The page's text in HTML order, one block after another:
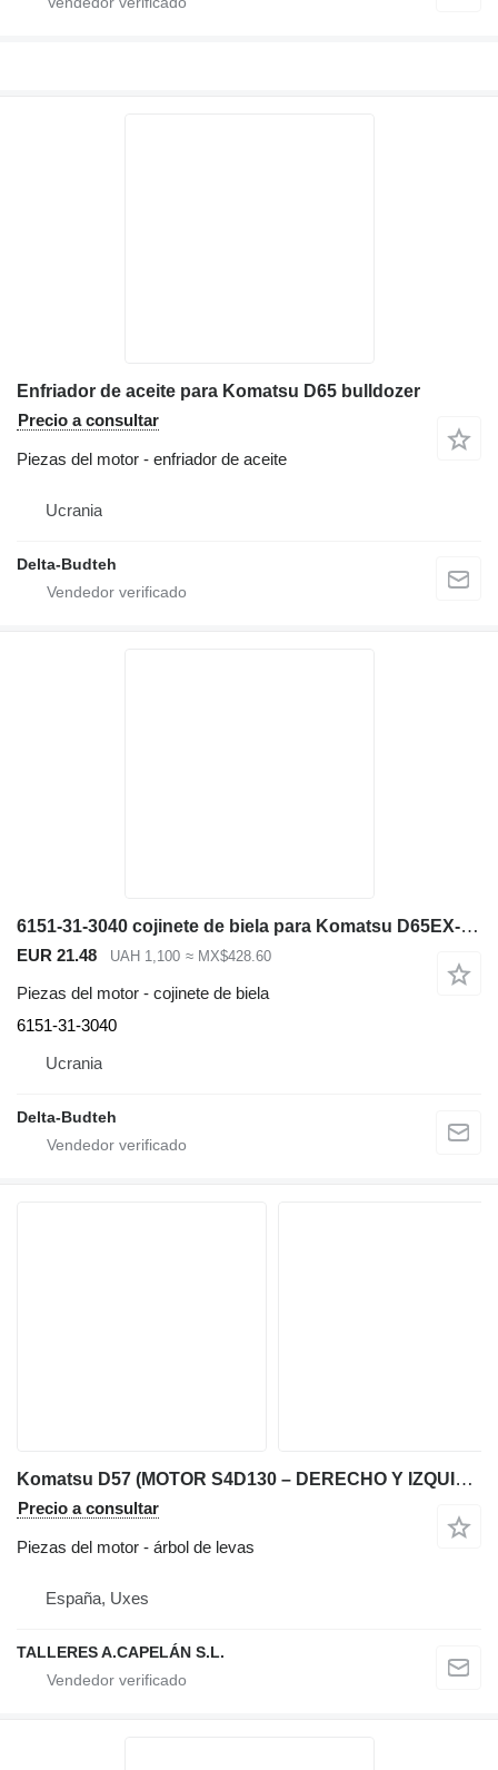
Enfriador de aceite para Komatsu D65 bulldozer
Precio a consultar
Piezas del motor - enfriador de aceite
Ucrania
Delta-Budteh
6151-31-3040 cojinete de biela para Komatsu D65EX-12, D65PX-12 bulldozer
EUR 21.48 UAH 1,100 ≈ MX$428.60
Piezas del motor - cojinete de biela
6151-31-3040
Ucrania
Delta-Budteh
Komatsu D57 (MOTOR S4D130 – DERECHO Y IZQUIERDO) (ESTABILIZADORES) árbol de levas para Komatsu D57 cargadora de cadenas
Precio a consultar
Piezas del motor - árbol de levas
España, Uxes
TALLERES A.CAPELÁN S.L.